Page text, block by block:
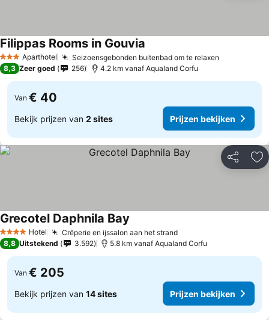
3 SterrenAparthotel Seizoensgebonden buitenbad om te relaxen
Filippas Rooms in Gouvia
8,3 Zeer goed 256 4.2 km vanaf Aqualand Corfu
Van € 40
Bekijk prijzen van 2 sites Prijzen bekijken
Delen
4 SterrenHotel Crêperie en ijssalon aan het strand
Grecotel Daphnila Bay
8,8 Uitstekend 3.592 5.8 km vanaf Aqualand Corfu
Van € 205
Bekijk prijzen van 14 sites Prijzen bekijken